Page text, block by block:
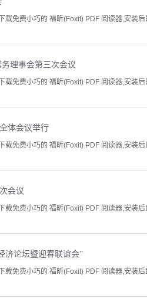
载免费小巧的 福昕(Foxit) PDF 阅读器,安装
理事会第三次会议
载免费小巧的 福昕(Foxit) PDF 阅读器,安装
体会议举行
载免费小巧的 福昕(Foxit) PDF 阅读器,安装
会议
载免费小巧的 福昕(Foxit) PDF 阅读器,安装
济论坛暨迎春联谊会”
载免费小巧的 福昕(Foxit) PDF 阅读器,安装